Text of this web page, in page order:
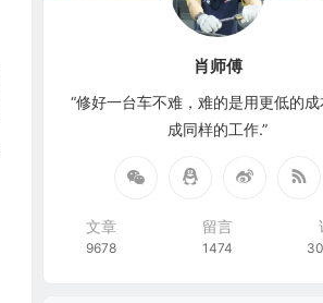
肖师傅
“修好一台车不难，难的是用更低的
成同样的工作.”
文章
9678
留言
1474